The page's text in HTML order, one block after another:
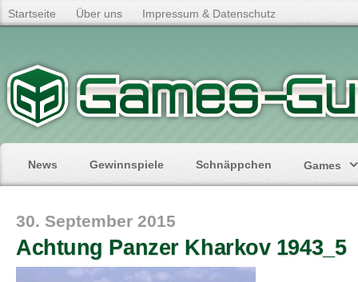
Startseite Über uns Impressum & Datenschutz
News Gewinnspiele Schnäppchen Games
30. September 2015
Achtung Panzer Kharkov 1943_5